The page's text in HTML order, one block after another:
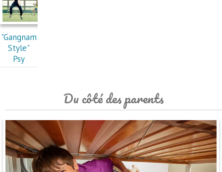
"Gangnam
Style"
Psy
Du côté des parents